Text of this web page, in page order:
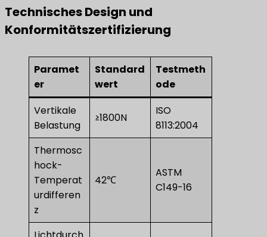
Technisches Design und
Konformitätszertifizierung
Paramet
er
Standard
wert
Testmeth
ode
Vertikale
Belastung
≥1800N
ISO
8113:2004
Thermosc
hock-
Temperat
urdifferen
z
42℃
ASTM
C149-16